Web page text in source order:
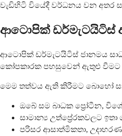
වැඩිහිටි වියේදී වර්ධනය වන අතර
ආටොපික්
ආටොපික් ඩර්මැටයිටිස් ජානමය
කෝපකාරක පහසුවෙන් ඇතුළු වීමට
මෙම තත්වය ඇති කිරීමට බොහෝ
ඔබේ සම බාධක ප්‍රෝටීන,
සාමාන්‍ය උත්ප්‍රේරකවලට
පරිසර ආසාත්මිකතා,